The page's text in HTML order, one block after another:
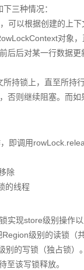
三种情况：
可以根据创建的上
对象
后对某一行数据更
持锁上，直至所持
否则继续阻塞。而
即调用
除
的线程
现store级别操作
级别的读锁（
的写锁（独占锁
至该写锁释放。